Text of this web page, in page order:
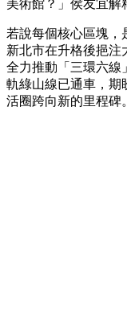
美術館？」侯友宜解
若說每個核心區塊，
新北市在升格後挹注
全力推動「三環六線
軌綠山線已通車，期
活圈跨向新的里程碑。